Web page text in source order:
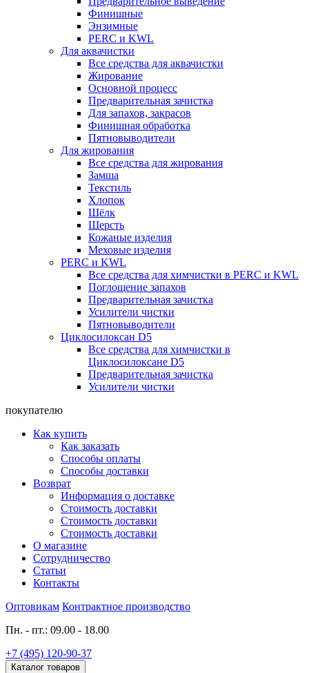
Финишные
Энзимные
PERC и KWL
Для аквачистки
Все средства для аквачистки
Жирование
Основной процесс
Предварительная зачистка
Для запахов, закрасов
Финишная обработка
Пятновыводители
Для жирования
Все средства для жирования
Замша
Текстиль
Хлопок
Шёлк
Шерсть
Кожаные изделия
Меховые изделия
PERC и KWL
Все средства для химчистки в PERC и KWL
Поглощение запахов
Предварительная зачистка
Усилители чистки
Пятновыводители
Циклосилоксан D5
Все средства для химчистки в
Циклосилоксане D5
Предварительная зачистка
Усилители чистки
покупателю
Как купить
Как заказать
Способы оплаты
Способы доставки
Возврат
Информация о доставке
Стоимость доставки
Стоимость доставки
Стоимость доставки
О магазине
Сотрудничество
Статьи
Контакты
Оптовикам Контрактное производство
Пн. - пт.: 09.00 - 18.00
+7 (495) 120-90-37
Каталог товаров